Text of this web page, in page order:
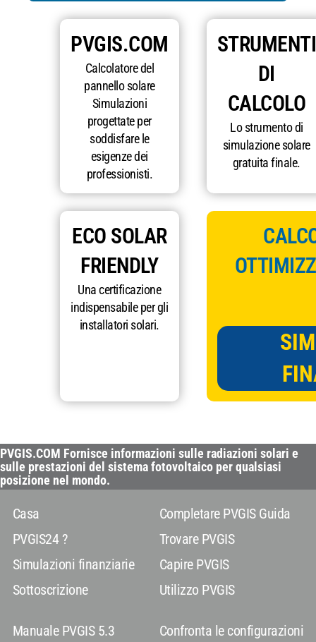
PVGIS.COM
Calcolatore del
pannello solare
Simulazioni
progettate per
soddisfare le
esigenze dei
professionisti.
STRUMENTI
DI
CALCOLO
Lo strumento di
simulazione solare
gratuita finale.
ECO SOLAR
FRIENDLY
Una certificazione
indispensabile per gli
installatori solari.
PVGIS.COM Fornisce informazioni sulle radiazioni solari e
sulle prestazioni del sistema fotovoltaico per qualsiasi
posizione nel mondo.
Casa
PVGIS24 ?
Simulazioni finanziarie
Sottoscrizione
Manuale PVGIS 5.3
Completare PVGIS Guida
Trovare PVGIS
Capire PVGIS
Utilizzo PVGIS
Confronta le configurazioni